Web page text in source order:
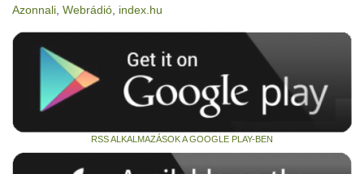
Azonnali Webrádió index.hu
RSS ALKALMAZÁSOK A GOOGLE PLAY-BEN